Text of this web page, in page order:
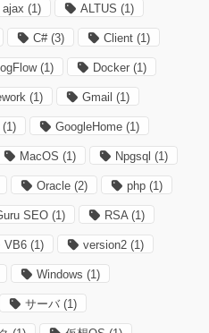
ajax (1) ALTUS (1)
C#(3) Client (1)
(1) Docker (1)
(1) Gmail (1)
(1) GoogleHome (1)
MacOS (1) Npgsql (1)
Oracle (2) php (1)
SEO (1) RSA (1)
VB6 (1) version2 (1)
Windows (1)
サーバ (1)